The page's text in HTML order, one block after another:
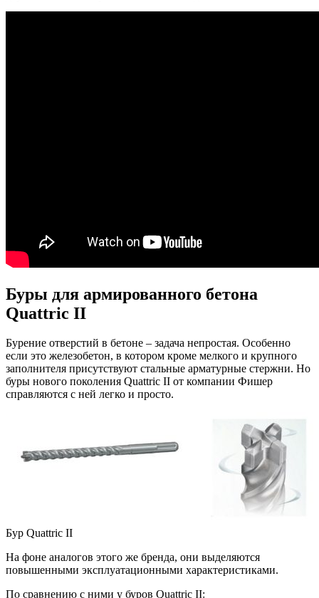
Буры для армированного бетона
Quattric II
Бурение отверстий в бетоне – задача непростая. Особенно
если это железобетон, в котором кроме мелкого и крупного
заполнителя присутствуют стальные арматурные стержни. Но
буры нового поколения Quattric II от компании Фишер
справляются с ней легко и просто.
Бур Quattric II
На фоне аналогов этого же бренда, они выделяются
повышенными эксплуатационными характеристиками.
По сравнению с ними у буров Quattric II: